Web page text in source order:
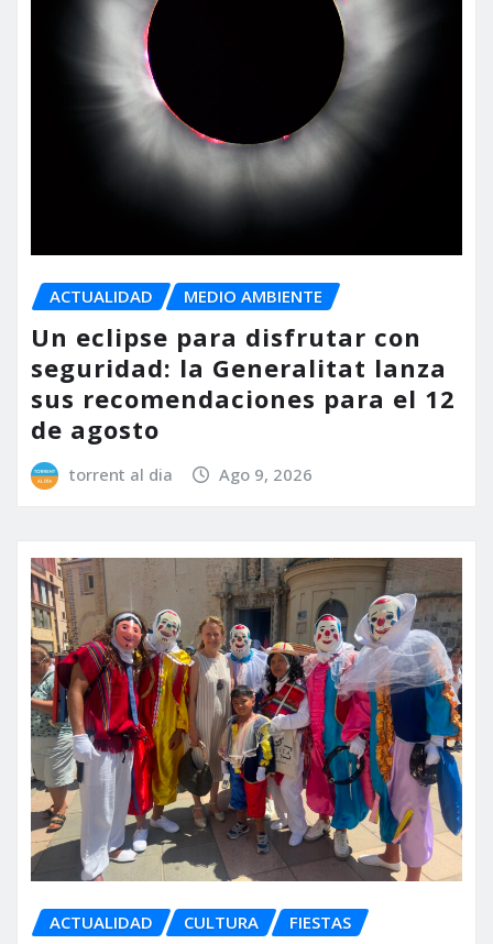
ACTUALIDAD MEDIO AMBIENTE
Un eclipse para disfrutar con
seguridad: la Generalitat lanza
sus recomendaciones para el 12
de agosto
torrent al dia Ago 9, 2026
ACTUALIDAD CULTURA FIESTAS